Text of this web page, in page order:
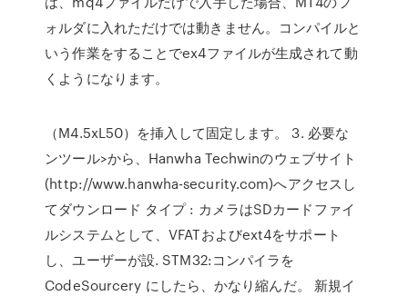
ォルダに入れただけでは動きません。コンパイルと
いう作業をすることでex4ファイルが生成されて動
くようになります。
（M4.5xL50）を挿入して固定します。 3. 必要な
ンツール>から、Hanwha Techwinのウェブサイト
(http://www.hanwha-security.com)へアクセスし
てダウンロード タイプ : カメラはSDカードファイ
ルシステムとして、VFATおよびext4をサポート
し、ユーザーが設. STM32:コンパイラを
CodeSourcery にしたら、かなり縮んだ。 新規イ